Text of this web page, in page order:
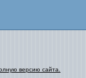
версию сайта.